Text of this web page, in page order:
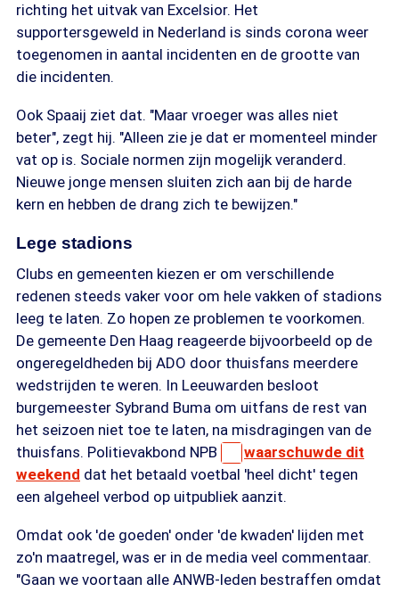
richting het uitvak van Excelsior. Het
supportersgeweld in Nederland is sinds corona weer
toegenomen in aantal incidenten en de grootte van
die incidenten.
Ook Spaaij ziet dat. "Maar vroeger was alles niet
beter", zegt hij. "Alleen zie je dat er momenteel minder
vat op is. Sociale normen zijn mogelijk veranderd.
Nieuwe jonge mensen sluiten zich aan bij de harde
kern en hebben de drang zich te bewijzen."
Lege stadions
Clubs en gemeenten kiezen er om verschillende
redenen steeds vaker voor om hele vakken of stadions
leeg te laten. Zo hopen ze problemen te voorkomen.
De gemeente Den Haag reageerde bijvoorbeeld op de
ongeregeldheden bij ADO door thuisfans meerdere
wedstrijden te weren. In Leeuwarden besloot
burgemeester Sybrand Buma om uitfans de rest van
het seizoen niet toe te laten, na misdragingen van de
thuisfans. Politievakbond NPB
waarschuwde dit
weekend dat het betaald voetbal 'heel dicht' tegen
een algeheel verbod op uitpubliek aanzit.
Omdat ook 'de goeden' onder 'de kwaden' lijden met
zo'n maatregel, was er in de media veel commentaar.
"Gaan we voortaan alle ANWB-leden bestraffen omdat